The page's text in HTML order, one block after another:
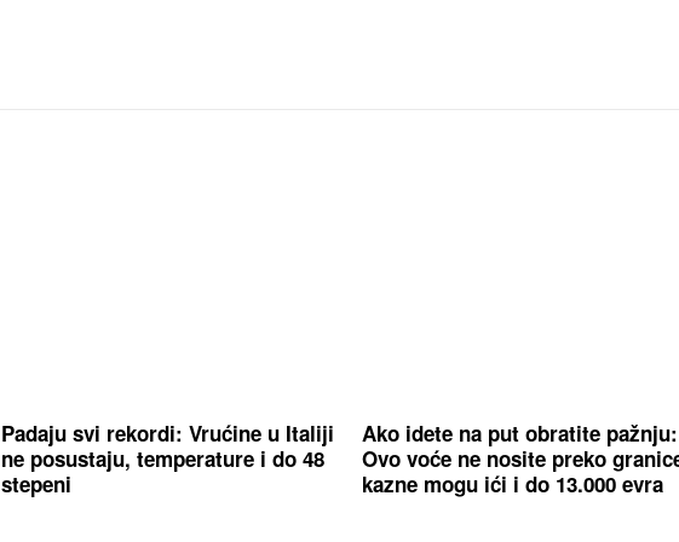
Padaju svi rekordi: Vrućine u Italiji
ne posustaju, temperature i do 48
stepeni
Ako idete na put obratite pažnju:
Ovo voće ne nosite preko
kazne mogu ići i do 13.000 evra